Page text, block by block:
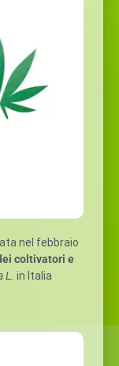
nel febbraio
coltivatori e
L. in Italia